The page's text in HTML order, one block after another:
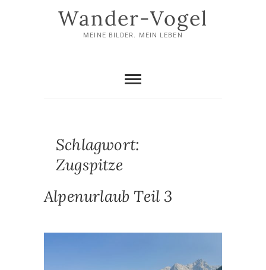
Wander-Vogel
MEINE BILDER. MEIN LEBEN
Schlagwort:
Zugspitze
Alpenurlaub Teil 3